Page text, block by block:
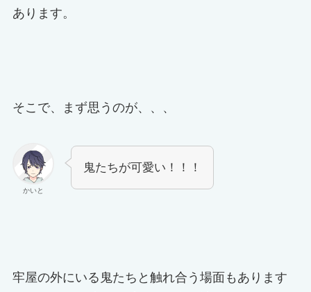
あります。
そこで、まず思うのが、、、
かいと
鬼たちが可愛い！！！
牢屋の外にいる鬼たちと触れ合う場面もあります